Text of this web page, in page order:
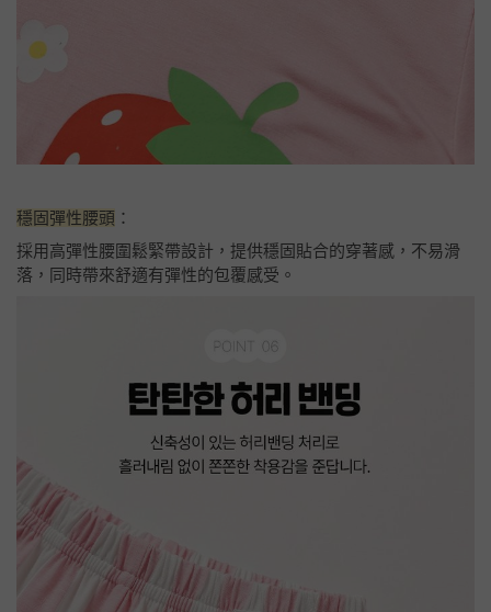
穩固彈性腰頭 ：
採用高彈性腰圍鬆緊帶設計，提供穩固貼合的穿著感，不易滑
落，同時帶來舒適有彈性的包覆感受。